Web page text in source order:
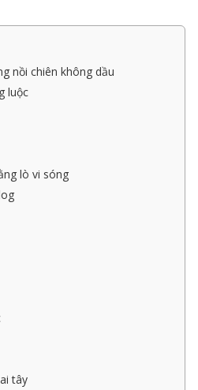
nồi chiên không dầu
luộc
lò vi sóng
tây